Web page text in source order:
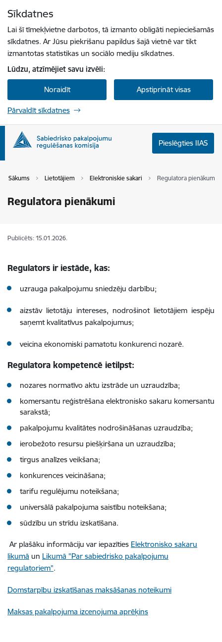
Sīkdatnes
Lai šī tīmekļvietne darbotos, tā izmanto obligāti nepieciešamās
sīkdatnes. Ar Jūsu piekrišanu papildus šajā vietnē var tikt
izmantotas statistikas un sociālo mediju sīkdatnes.
Lūdzu, atzīmējiet savu izvēli:
Noraidīt Apstiprināt visas
Pārvaldīt sīkdatnes
Pieslēgties IIAS
Sākums Lietotājiem Elektroniskie sakari Regulatora pienākumi
Regulatora pienākumi
Publicēts: 15.01.2026.
Regulators ir iestāde, kas:
uzrauga pakalpojumu sniedzēju darbību;
aizstāv lietotāju intereses, nodrošinot lietotājiem iespēju
saņemt kvalitatīvus pakalpojumus;
veicina ekonomiski pamatotu konkurenci nozarē.
Regulatora kompetencē ietilpst:
nozares normatīvo aktu izstrāde un uzraudzība;
komersantu reģistrēšana elektronisko sakaru komersantu
sarakstā;
pakalpojumu kvalitātes nodrošināšanas uzraudzība;
ierobežoto resursu piešķiršana un uzraudzība;
tirgus analīzes veikšana;
konkurences veicināšana;
tarifu regulējumu noteikšana;
universālā pakalpojuma saistību noteikšana;
sūdzību un strīdu izskatīšana.
Ar plašāku informāciju var iepazīties Elektronisko sakaru
likumā un Likumā "Par sabiedrisko pakalpojumu
regulatoriem".
Domstarpību izskatīšanas maksāšanas noteikumi
Maksas pakalpojuma izcenojuma aprēķins